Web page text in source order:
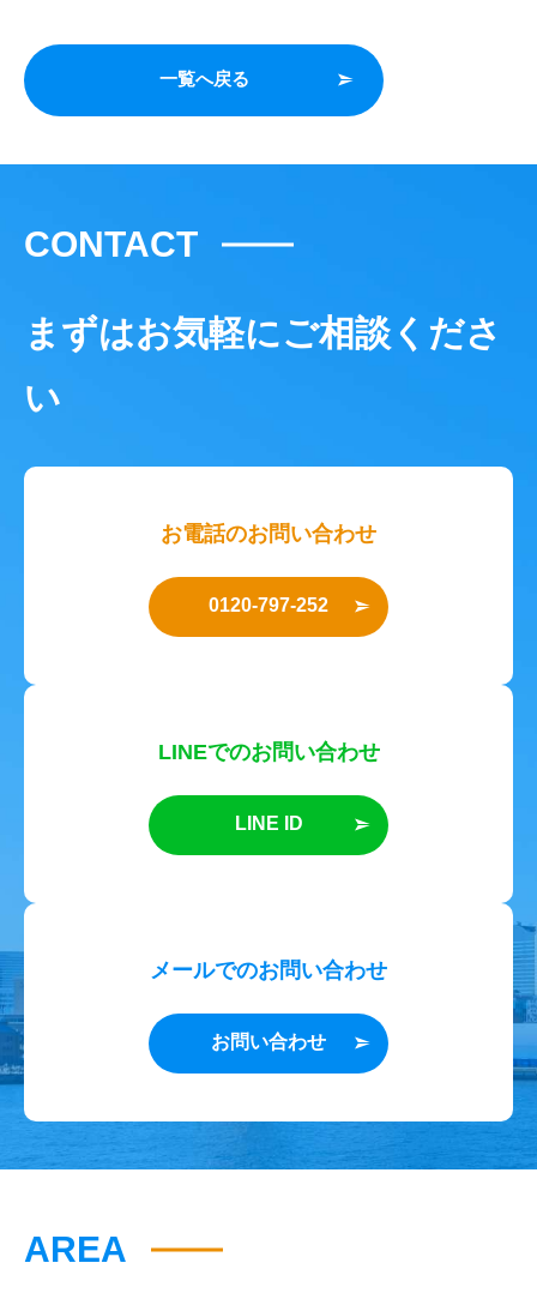
一覧へ戻る
CONTACT
まずはお気軽にご相談くださ
い
お電話のお問い合わせ
0120-797-252
LINEでのお問い合わせ
LINE ID
メールでのお問い合わせ
お問い合わせ
AREA